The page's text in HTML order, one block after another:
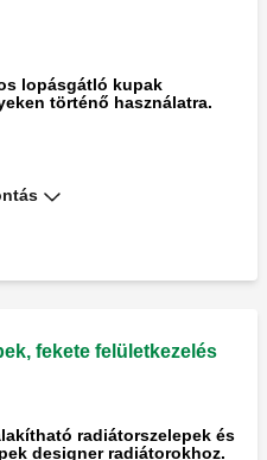
lopásgátló kupak
történő használatra.
a hamisításbiztos
fekete felületkezelés
radiátorszelepek és
designer radiátorokhoz.